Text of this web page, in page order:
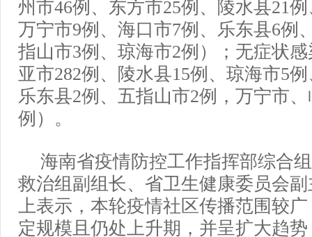
州市46例、东方市25例、陵水县21
万宁市9例、海口市7例、乐东县6例
指山市3例、琼海市2例）；无症状
亚市282例、陵水县15例、琼海市5
乐东县2例、五指山市2例，万宁市
例）。
海南省疫情防控工作指挥部综合
救治组副组长、省卫生健康委员会
上表示，本轮疫情社区传播范围较
定规模且仍处上升期，并呈扩大趋